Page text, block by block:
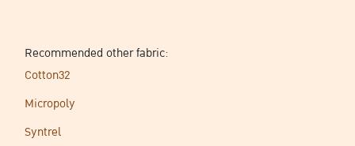
Recommended other fabric:
Cotton32
Micropoly
Syntrel